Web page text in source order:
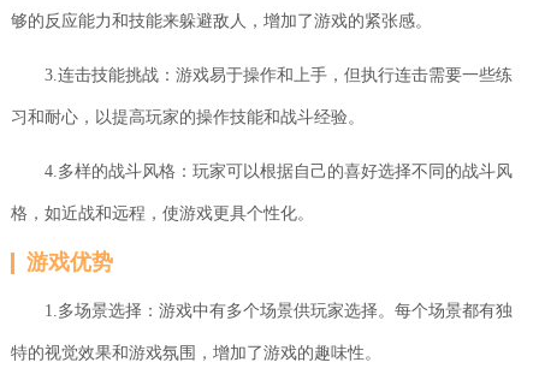
够的反应能力和技能来躲避敌人，增加了游戏的紧张感。
3.连击技能挑战：游戏易于操作和上手，但执行连击需要一些练
习和耐心，以提高玩家的操作技能和战斗经验。
4.多样的战斗风格：玩家可以根据自己的喜好选择不同的战斗风
格，如近战和远程，使游戏更具个性化。
游戏优势
1.多场景选择：游戏中有多个场景供玩家选择。每个场景都有独
特的视觉效果和游戏氛围，增加了游戏的趣味性。